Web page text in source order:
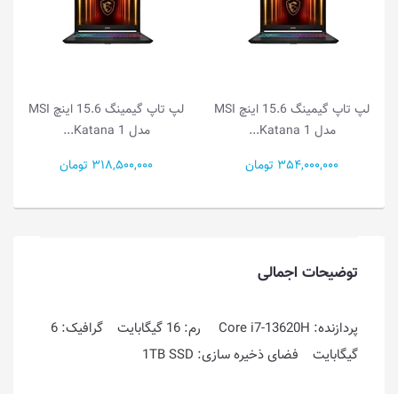
لپ تاپ گیمینگ 15.6 اینچ MSI
مدل Katana 1...
354,000,000 تومان
لپ تاپ گیمینگ 15.6 اینچ MSI
مدل Katana 1...
318,500,000 تومان
توضیحات اجمالی
پردازنده: Core i7-13620H رم: 16 گیگابایت گرافیک: 6
گیگابایت فضای ذخیره سازی: 1TB SSD